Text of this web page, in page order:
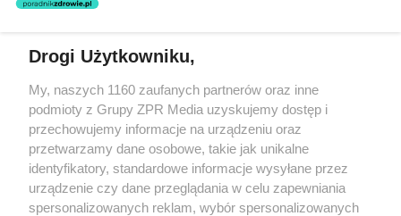
Drogi Użytkowniku,
My, naszych 1160 zaufanych partnerów oraz inne
podmioty z Grupy ZPR Media uzyskujemy dostęp i
przechowujemy informacje na urządzeniu oraz
przetwarzamy dane osobowe, takie jak unikalne
identyfikatory, standardowe informacje wysyłane przez
urządzenie czy dane przeglądania w celu zapewniania
spersonalizowanych reklam, wybór spersonalizowanych